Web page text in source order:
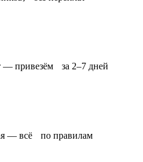
— привезём за 2–7 дней
— всё по правилам